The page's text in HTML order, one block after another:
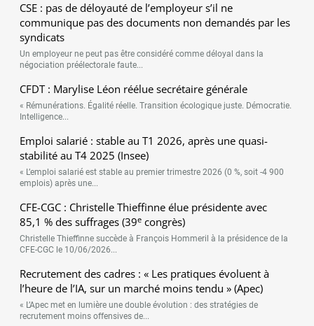
CSE : pas de déloyauté de l’employeur s’il ne
communique pas des documents non demandés par les
syndicats
Un employeur ne peut pas être considéré comme déloyal dans la
négociation préélectorale faute...
CFDT : Marylise Léon réélue secrétaire générale
« Rémunérations. Égalité réelle. Transition écologique juste. Démocratie.
Intelligence...
Emploi salarié : stable au T1 2026, après une quasi-
stabilité au T4 2025 (Insee)
« L’emploi salarié est stable au premier trimestre 2026 (0 %, soit -4 900
emplois) après une...
CFE-CGC : Christelle Thieffinne élue présidente avec
85,1 % des suffrages (39e congrès)
Christelle Thieffinne succède à François Hommeril à la présidence de la
CFE-CGC le 10/06/2026...
Recrutement des cadres : « Les pratiques évoluent à
l’heure de l’IA, sur un marché moins tendu » (Apec)
« L’Apec met en lumière une double évolution : des stratégies de
recrutement moins offensives de...